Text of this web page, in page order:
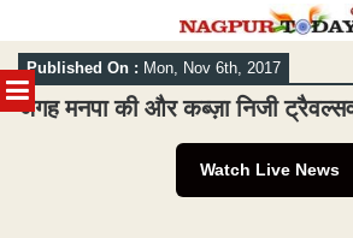
MENU
Skip
to
content
Published On : Mon, Nov 6th, 2017
जगह मनपा की और कब्ज़ा निजी
Watch Live News